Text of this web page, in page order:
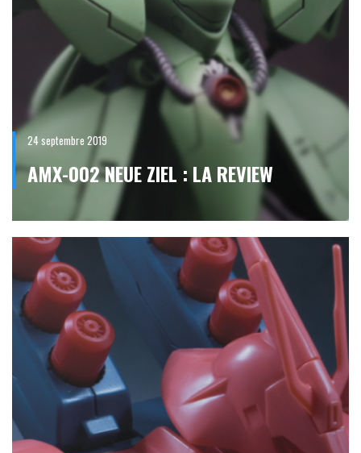
24 septembre 2019
AMX-002 NEUE ZIEL : LA REVIEW